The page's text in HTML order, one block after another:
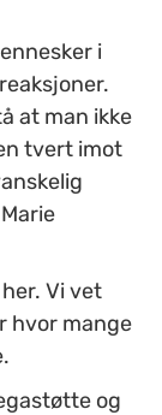
i
at man ikke
tvert imot
Vi vet
hvor mange
og